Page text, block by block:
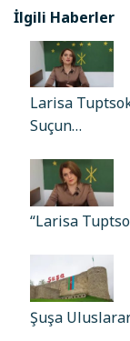
İlgili Haberler
Larisa
Suçun…
“Larisa
Şuşa